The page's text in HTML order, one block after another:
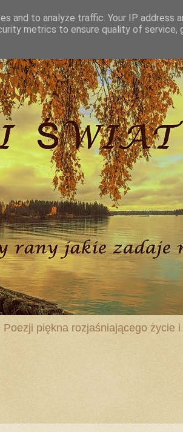
piękna rozjaśniającego życie
and to analyze traffic. Your IP address
metrics to ensure quality of service,